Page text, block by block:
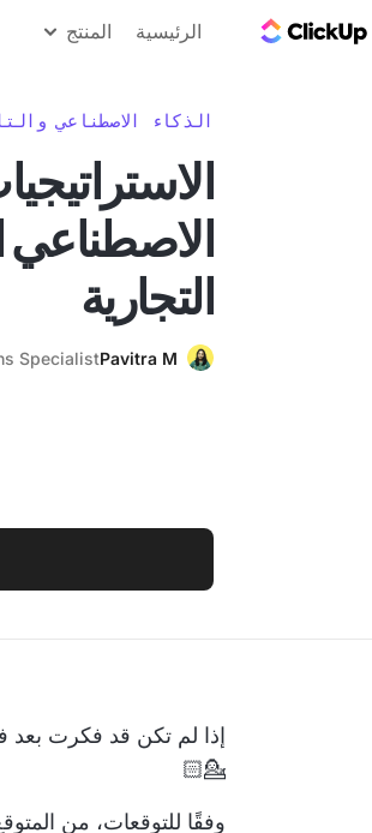
الرئيسية المنتج
الذكاء الاصطناعي
الاصطناعي
التجارية
Pavitra M
Specialist
إذا لم تكن قد فكرت بعد
💁🏻
وفقًا للتوقعات، من